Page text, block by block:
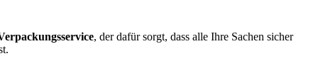
, der dafür sorgt, dass alle Ihre Sachen sicher